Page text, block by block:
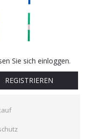
Sie sich einloggen.
REGISTRIEREN